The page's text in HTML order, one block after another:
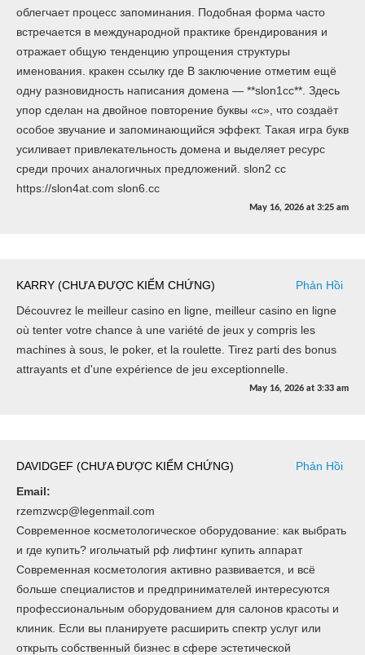
облегчает процесс запоминания. Подобная форма часто
встречается в международной практике брендирования и
отражает общую тенденцию упрощения структуры
именования. кракен ссылку где В заключение отметим ещё
одну разновидность написания домена — **slon1сс**. Здесь
упор сделан на двойное повторение буквы «с», что создаёт
особое звучание и запоминающийся эффект. Такая игра букв
усиливает привлекательность домена и выделяет ресурс
среди прочих аналогичных предложений. slon2 cc
https://slon4at.com slon6.cc
May 16, 2026 at 3:25 am
KARRY (CHƯA ĐƯỢC KIỂM CHỨNG)
Phản Hồi
Découvrez le meilleur casino en ligne, meilleur casino en ligne
où tenter votre chance à une variété de jeux y compris les
machines à sous, le poker, et la roulette. Tirez parti des bonus
attrayants et d'une expérience de jeu exceptionnelle.
May 16, 2026 at 3:33 am
DAVIDGEF (CHƯA ĐƯỢC KIỂM CHỨNG)
Phản Hồi
Email:
rzemzwcp@legenmail.com
Современное косметологическое оборудование: как выбрать
и где купить? игольчатый рф лифтинг купить аппарат
Современная косметология активно развивается, и всё
больше специалистов и предпринимателей интересуются
профессиональным оборудованием для салонов красоты и
клиник. Если вы планируете расширить спектр услуг или
открыть собственный бизнес в сфере эстетической